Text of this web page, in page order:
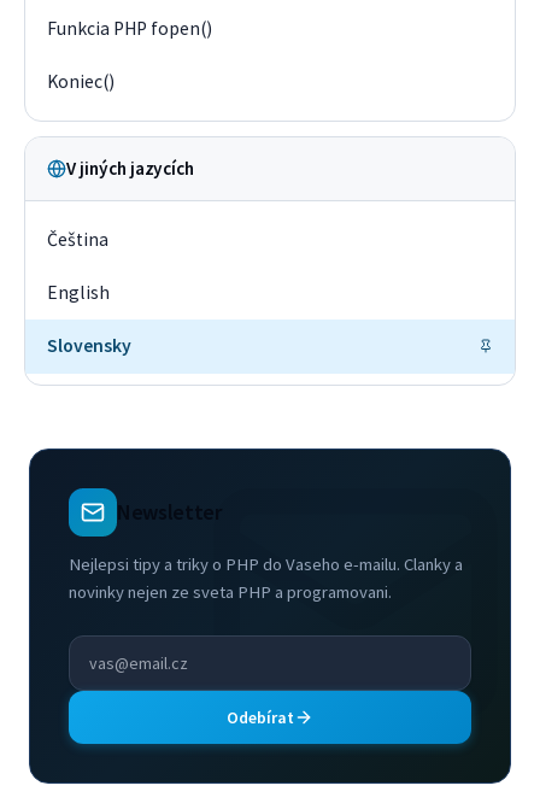
Funkcia PHP fopen()
Koniec()
V jiných jazycích
Čeština
English
Slovensky
Newsletter
Nejlepsi tipy a triky o PHP do Vaseho e-mailu. Clanky a
novinky nejen ze sveta PHP a programovani.
Odebírat